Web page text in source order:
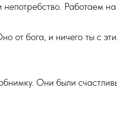
непотребство. Работаем
от бога, и ничего ты с
Они были